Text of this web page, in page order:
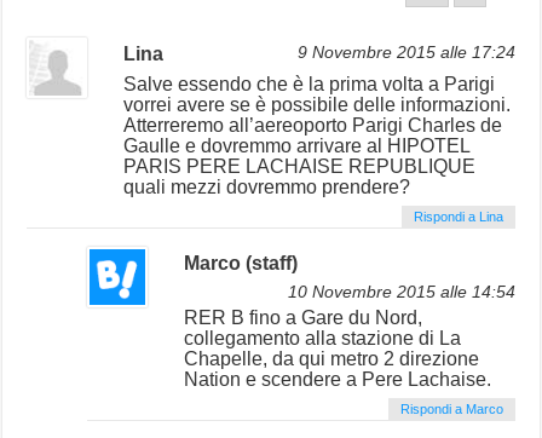
Lina 9 Novembre 2015 alle 17:24
Salve essendo che è la prima volta a Parigi
vorrei avere se è possibile delle informazioni.
Atterreremo all’aereoporto Parigi Charles de
Gaulle e dovremmo arrivare al HIPOTEL
PARIS PERE LACHAISE REPUBLIQUE
quali mezzi dovremmo prendere?
Rispondi a Lina
Marco (staff)
10 Novembre 2015 alle 14:54
RER B fino a Gare du Nord,
collegamento alla stazione di La
Chapelle, da qui metro 2 direzione
Nation e scendere a Pere Lachaise.
Rispondi a Marco